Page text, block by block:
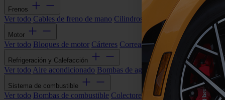
Frenos
Ver todo Cables de freno de mano Cilindros de freno Componentes
Motor
Ver todo Bloques de motor Cárteres Correas alternador Correas y
Refrigeración y Calefacción
Ver todo Aire acondicionado Bombas de agua Electroventiladores
Sistema de combustible
Ver todo Bombas de combustible Colectores de admisión Filtros de